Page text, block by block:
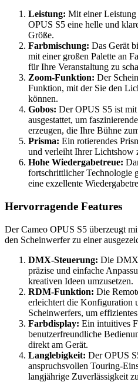
Leistung: Mit einer
OPUS S5 eine helle und
Größe.
Farbmischung: Das Gerät
mit einer großen Palette an
für Ihre Veranstaltung zu
Zoom-Funktion: Der
Funktion, mit der Sie den
können.
Gobos: Der OPUS S5 ist
ausgestattet, um
erzeugen, die Ihre Bühne
Prisma: Ein rotierendes
und verleiht Ihrer Lichtshow
Hohe Wiedergabetreue:
fortschrittlicher Technologie
eine exzellente
Hervorragende Features
Der Cameo OPUS S5 überzeugt
den Scheinwerfer zu einer
DMX-Steuerung: Die
präzise und einfache
kreativen Ideen umzusetzen.
RDM-Funktion: Die
erleichtert die Konfiguration
Scheinwerfers, um
Farbdisplay: Ein intuitives
benutzerfreundliche
direkt am Gerät.
Langlebigkeit: Der OPUS
anspruchsvollen Touring-
langjährige Zuverlässigkeit